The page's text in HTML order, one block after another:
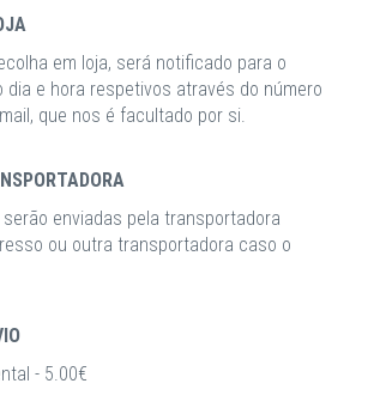
em loja, será notificado para o
dia e hora respetivos através do número
que nos é facultado por si.
enviadas pela transportadora
ou outra transportadora caso o
- 5.00€